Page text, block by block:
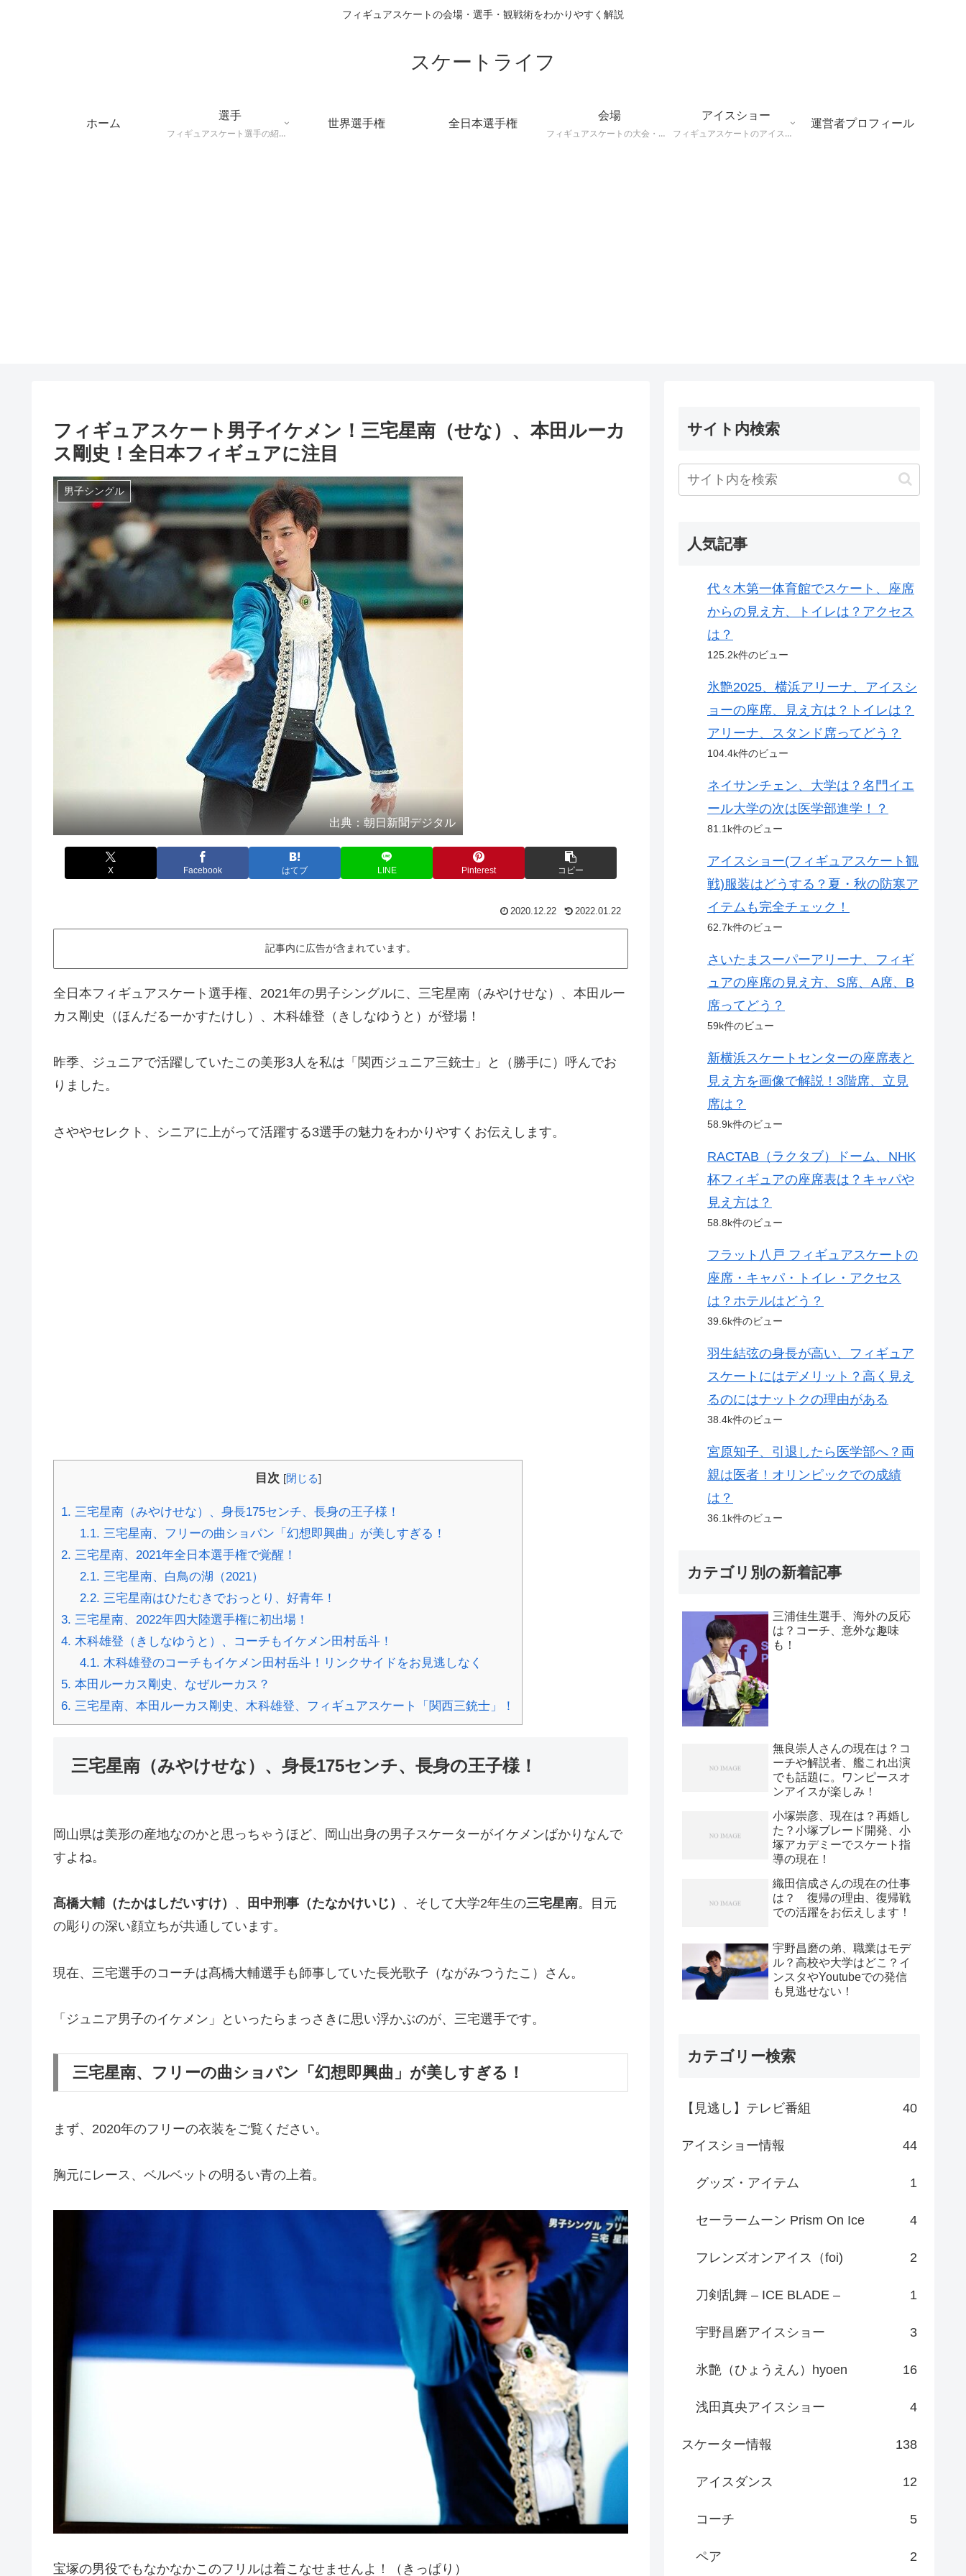
フィギュアスケートの会場・選手・観戦術をわかりやすく解説
スケートライフ
ホーム
選手
フィギュアスケート選手の紹介（代表的な演技や特長、主な戦績）
世界選手権 全日本選手権
会場
フィギュアスケートの大会・アイスショー会場について、座席表やトイレなど観戦にやくだつ情報まとめ
アイスショー
フィギュアスケートのアイスショーの情報、会場やチケット
運営者プロフィール
フィギュアスケート男子イケメン！三宅星南（せな）、本田ルーカ
ス剛史！全日本フィギュアに注目
男子シングル
出典：朝日新聞デジタル
X Facebook はてブ LINE Pinterest コピー
2020.12.22 2022.01.22
記事内に広告が含まれています。
全日本フィギュアスケート選手権、2021年の男子シングルに、三宅星南（みやけせな）、本田ルー
カス剛史（ほんだるーかすたけし）、木科雄登（きしなゆうと）が登場！
昨季、ジュニアで活躍していたこの美形3人を私は「関西ジュニア三銃士」と（勝手に）呼んでお
りました。
さややセレクト、シニアに上がって活躍する3選手の魅力をわかりやすくお伝えします。
目次 [閉じる]
1. 三宅星南（みやけせな）、身長175センチ、長身の王子様！
1.1. 三宅星南、フリーの曲ショパン「幻想即興曲」が美しすぎる！
2. 三宅星南、2021年全日本選手権で覚醒！
2.1. 三宅星南、白鳥の湖（2021）
2.2. 三宅星南はひたむきでおっとり、好青年！
3. 三宅星南、2022年四大陸選手権に初出場！
4. 木科雄登（きしなゆうと）、コーチもイケメン田村岳斗！
4.1. 木科雄登のコーチもイケメン田村岳斗！リンクサイドをお見逃しなく
5. 本田ルーカス剛史、なぜルーカス？
6. 三宅星南、本田ルーカス剛史、木科雄登、フィギュアスケート「関西三銃士」！
三宅星南（みやけせな）、身長175センチ、長身の王子様！
岡山県は美形の産地なのかと思っちゃうほど、岡山出身の男子スケーターがイケメンばかりなんで
すよね。
髙橋大輔（たかはしだいすけ） 、 田中刑事（たなかけいじ） 、そして大学2年生の三宅星南。目元
の彫りの深い顔立ちが共通しています。
現在、三宅選手のコーチは髙橋大輔選手も師事していた長光歌子（ながみつうたこ）さん。
「ジュニア男子のイケメン」といったらまっさきに思い浮かぶのが、三宅選手です。
三宅星南、フリーの曲ショパン「幻想即興曲」が美しすぎる！
まず、2020年のフリーの衣装をご覧ください。
胸元にレース、ベルベットの明るい青の上着。
宝塚の男役でもなかなかこのフリルは着こなせませんよ！（きっぱり）
サイト内検索
人気記事
代々木第一体育館でスケート、座席
からの見え方、トイレは？アクセス
は？
125.2k件のビュー
氷艶2025、横浜アリーナ、アイスシ
ョーの座席、見え方は？トイレは？
アリーナ、スタンド席ってどう？
104.4k件のビュー
ネイサンチェン、大学は？名門イエ
ール大学の次は医学部進学！？
81.1k件のビュー
アイスショー(フィギュアスケート観
戦)服装はどうする？夏・秋の防寒ア
イテムも完全チェック！
62.7k件のビュー
さいたまスーパーアリーナ、フィギ
ュアの座席の見え方、S席、A席、B
席ってどう？
59k件のビュー
新横浜スケートセンターの座席表と
見え方を画像で解説！3階席、立見
席は？
58.9k件のビュー
RACTAB（ラクタブ）ドーム、NHK
杯フィギュアの座席表は？キャパや
見え方は？
58.8k件のビュー
フラット八戸 フィギュアスケートの
座席・キャパ・トイレ・アクセス
は？ホテルはどう？
39.6k件のビュー
羽生結弦の身長が高い、フィギュア
スケートにはデメリット？高く見え
るのにはナットクの理由がある
38.4k件のビュー
宮原知子、引退したら医学部へ？両
親は医者！オリンピックでの成績
は？
36.1k件のビュー
カテゴリ別の新着記事
三浦佳生選手、海外の反応
は？コーチ、意外な趣味
も！
無良崇人さんの現在は？コ
ーチや解説者、艦これ出演
でも話題に。ワンピースオ
ンアイスが楽しみ！
小塚崇彦、現在は？再婚し
た？小塚ブレード開発、小
塚アカデミーでスケート指
導の現在！
織田信成さんの現在の仕事
は？ 復帰の理由、復帰戦
での活躍をお伝えします！
宇野昌磨の弟、職業はモデ
ル？高校や大学はどこ？イ
ンスタやYoutubeでの発信
も見逃せない！
カテゴリー検索
【見逃し】テレビ番組 40
アイスショー情報 44
グッズ・アイテム 1
セーラームーン Prism On Ice 4
フレンズオンアイス（foi) 2
刀剣乱舞 – ICE BLADE – 1
宇野昌磨アイスショー 3
氷艶（ひょうえん）hyoen 16
浅田真央アイスショー 4
スケーター情報 138
アイスダンス 12
コーチ 5
ペア 2